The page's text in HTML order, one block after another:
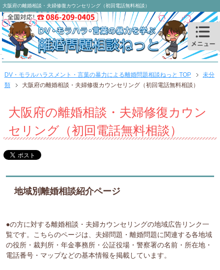
大阪府の離婚相談・夫婦修復カウンセリング（初回電話無料相談）
DV・モラルハラスメント・言葉の暴力による離婚問題相談ねっと TOP
未分
類
大阪府の離婚相談・夫婦修復カウンセリング（初回電話無料相談）
大阪府の離婚相談・夫婦修復カウン
セリング（初回電話無料相談）
地域別離婚相談紹介ページ
●の方に対する離婚相談・夫婦カウンセリングの地域広告リンク一
覧です。こちらのページは、夫婦問題・離婚問題に関連する各地域
の役所・裁判所・年金事務所・公証役場・警察署の名前・所在地・
電話番号・マップなどの基本情報を掲載しています。